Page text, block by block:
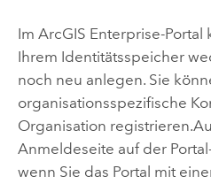
Im ArcGIS Enterprise-Portal
Ihrem Identitätsspeicher
noch neu anlegen. Sie
organisationsspezifische
Organisation registrieren.
Anmeldeseite auf der
wenn Sie das Portal mit